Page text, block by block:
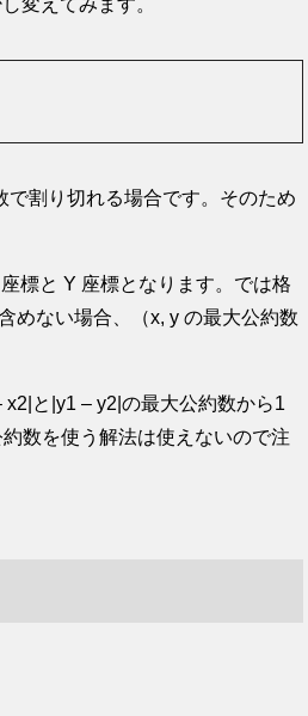
変えてみます。
割り切れる場合です。そのため
標と Y 座標となります。では格
めない場合、（x, y の最大公約数
と|y1 – y2|の最大公約数から1
数を使う解法は使えないので注